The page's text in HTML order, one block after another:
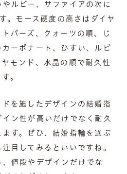
ルビー、サファイアの次に
。モース硬度の高さはダイヤ
パーズ、クォーツの順、じ
ーボナート、ひすい、ルビ
モンド、水晶の順で耐久性
。
を施したデザインの結婚指
ン性が高いだけでなく耐久
す。ぜひ、結婚指輪を選ぶ
目してみるといいですね。
値段やデザインだけでな